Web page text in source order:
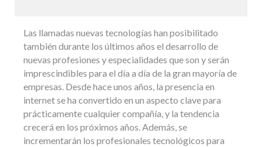
Las llamadas nuevas tecnologías han posibilitado
también durante los últimos años el desarrollo de
nuevas profesiones y especialidades que son y serán
imprescindibles para el día a día de la gran mayoría de
empresas. Desde hace unos años, la presencia en
internet se ha convertido en un aspecto clave para
prácticamente cualquier compañía, y la tendencia
crecerá en los próximos años. Además, se
incrementarán los profesionales tecnológicos para